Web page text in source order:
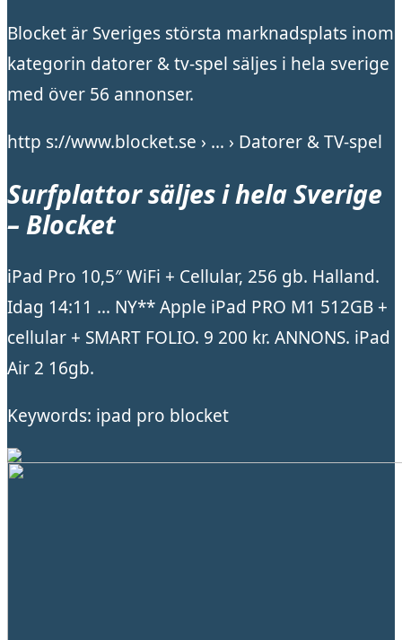
Blocket är Sveriges största marknadsplats inom
kategorin datorer & tv-spel säljes i hela sverige
med över 56 annonser.
http s://www.blocket.se › … › Datorer & TV-spel
Surfplattor säljes i hela Sverige
– Blocket
iPad Pro 10,5″ WiFi + Cellular, 256 gb. Halland.
Idag 14:11 … NY** Apple iPad PRO M1 512GB +
cellular + SMART FOLIO. 9 200 kr. ANNONS. iPad
Air 2 16gb.
Keywords: ipad pro blocket